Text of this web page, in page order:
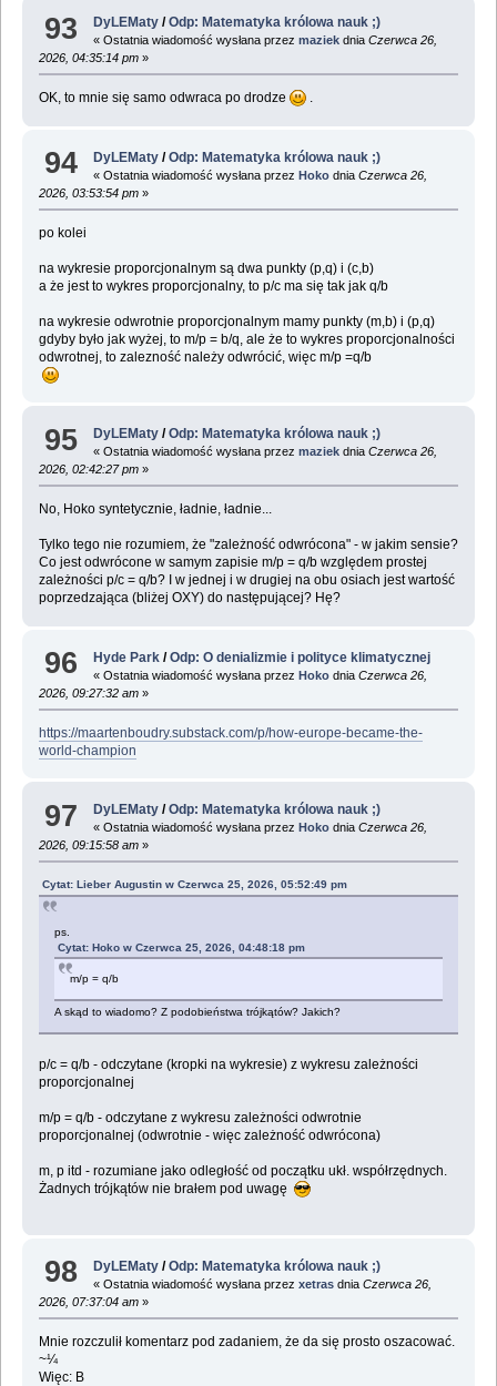
93 DyLEMaty /Odp: Matematyka królowa nauk ;)
« Ostatnia wiadomość wysłana przezmaziek dnia Czerwca 26,
2026, 04:35:14 pm»
OK, to mnie się samo odwraca po drodze .
94 DyLEMaty /Odp: Matematyka królowa nauk ;)
« Ostatnia wiadomość wysłana przezHoko dnia Czerwca 26,
2026, 03:53:54 pm»
po kolei
na wykresie proporcjonalnym są dwa punkty (p,q) i (c,b)
a że jest to wykres proporcjonalny, to p/c ma się tak jak q/b
na wykresie odwrotnie proporcjonalnym mamy punkty (m,b) i (p,q)
gdyby było jak wyżej, to m/p = b/q, ale że to wykres proporcjonalności
odwrotnej, to zalezność należy odwrócić, więc m/p =q/b
95 DyLEMaty /Odp: Matematyka królowa nauk ;)
« Ostatnia wiadomość wysłana przezmaziek dnia Czerwca 26,
2026, 02:42:27 pm»
No, Hoko syntetycznie, ładnie, ładnie...
Tylko tego nie rozumiem, że "zależność odwrócona" - w jakim sensie?
Co jest odwrócone w samym zapisie m/p = q/b względem prostej
zależności p/c = q/b? I w jednej i w drugiej na obu osiach jest wartość
poprzedzająca (bliżej OXY) do następującej? Hę?
96 Hyde Park /Odp: O denializmie i polityce klimatycznej
« Ostatnia wiadomość wysłana przezHoko dnia Czerwca 26,
2026, 09:27:32 am»
https://maartenboudry.substack.com/p/how-europe-became-the-
world-champion
97 DyLEMaty /Odp: Matematyka królowa nauk ;)
« Ostatnia wiadomość wysłana przez Hoko dnia Czerwca 26,
2026, 09:15:58 am»
Cytat: Lieber Augustin w Czerwca 25, 2026, 05:52:49 pm
ps.
Cytat: Hoko w Czerwca 25, 2026, 04:48:18 pm
m/p = q/b
A skąd to wiadomo? Z podobieństwa trójkątów? Jakich?
p/c = q/b - odczytane (kropki na wykresie) z wykresu zależności
proporcjonalnej
m/p = q/b - odczytane z wykresu zależności odwrotnie
proporcjonalnej (odwrotnie - więc zależność odwrócona)
m, p itd - rozumiane jako odległość od początku ukł. współrzędnych.
Żadnych trójkątów nie brałem pod uwagę
98 DyLEMaty /Odp: Matematyka królowa nauk ;)
« Ostatnia wiadomość wysłana przezxetras dnia Czerwca 26,
2026, 07:37:04 am»
Mnie rozczulił komentarz pod zadaniem, że da się prosto oszacować.
~¼
Więc: B